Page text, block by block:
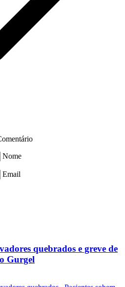
Nome
Email
quebrados e greve de
Gurgel